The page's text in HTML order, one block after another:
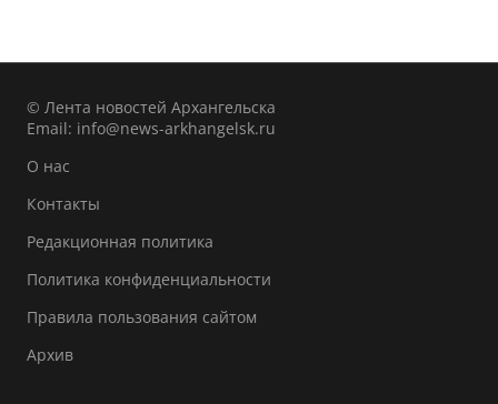
© Лента новостей Архангельска
Email: info@news-arkhangelsk.ru
О нас
Контакты
Редакционная политика
Политика конфиденциальности
Правила пользования сайтом
Архив